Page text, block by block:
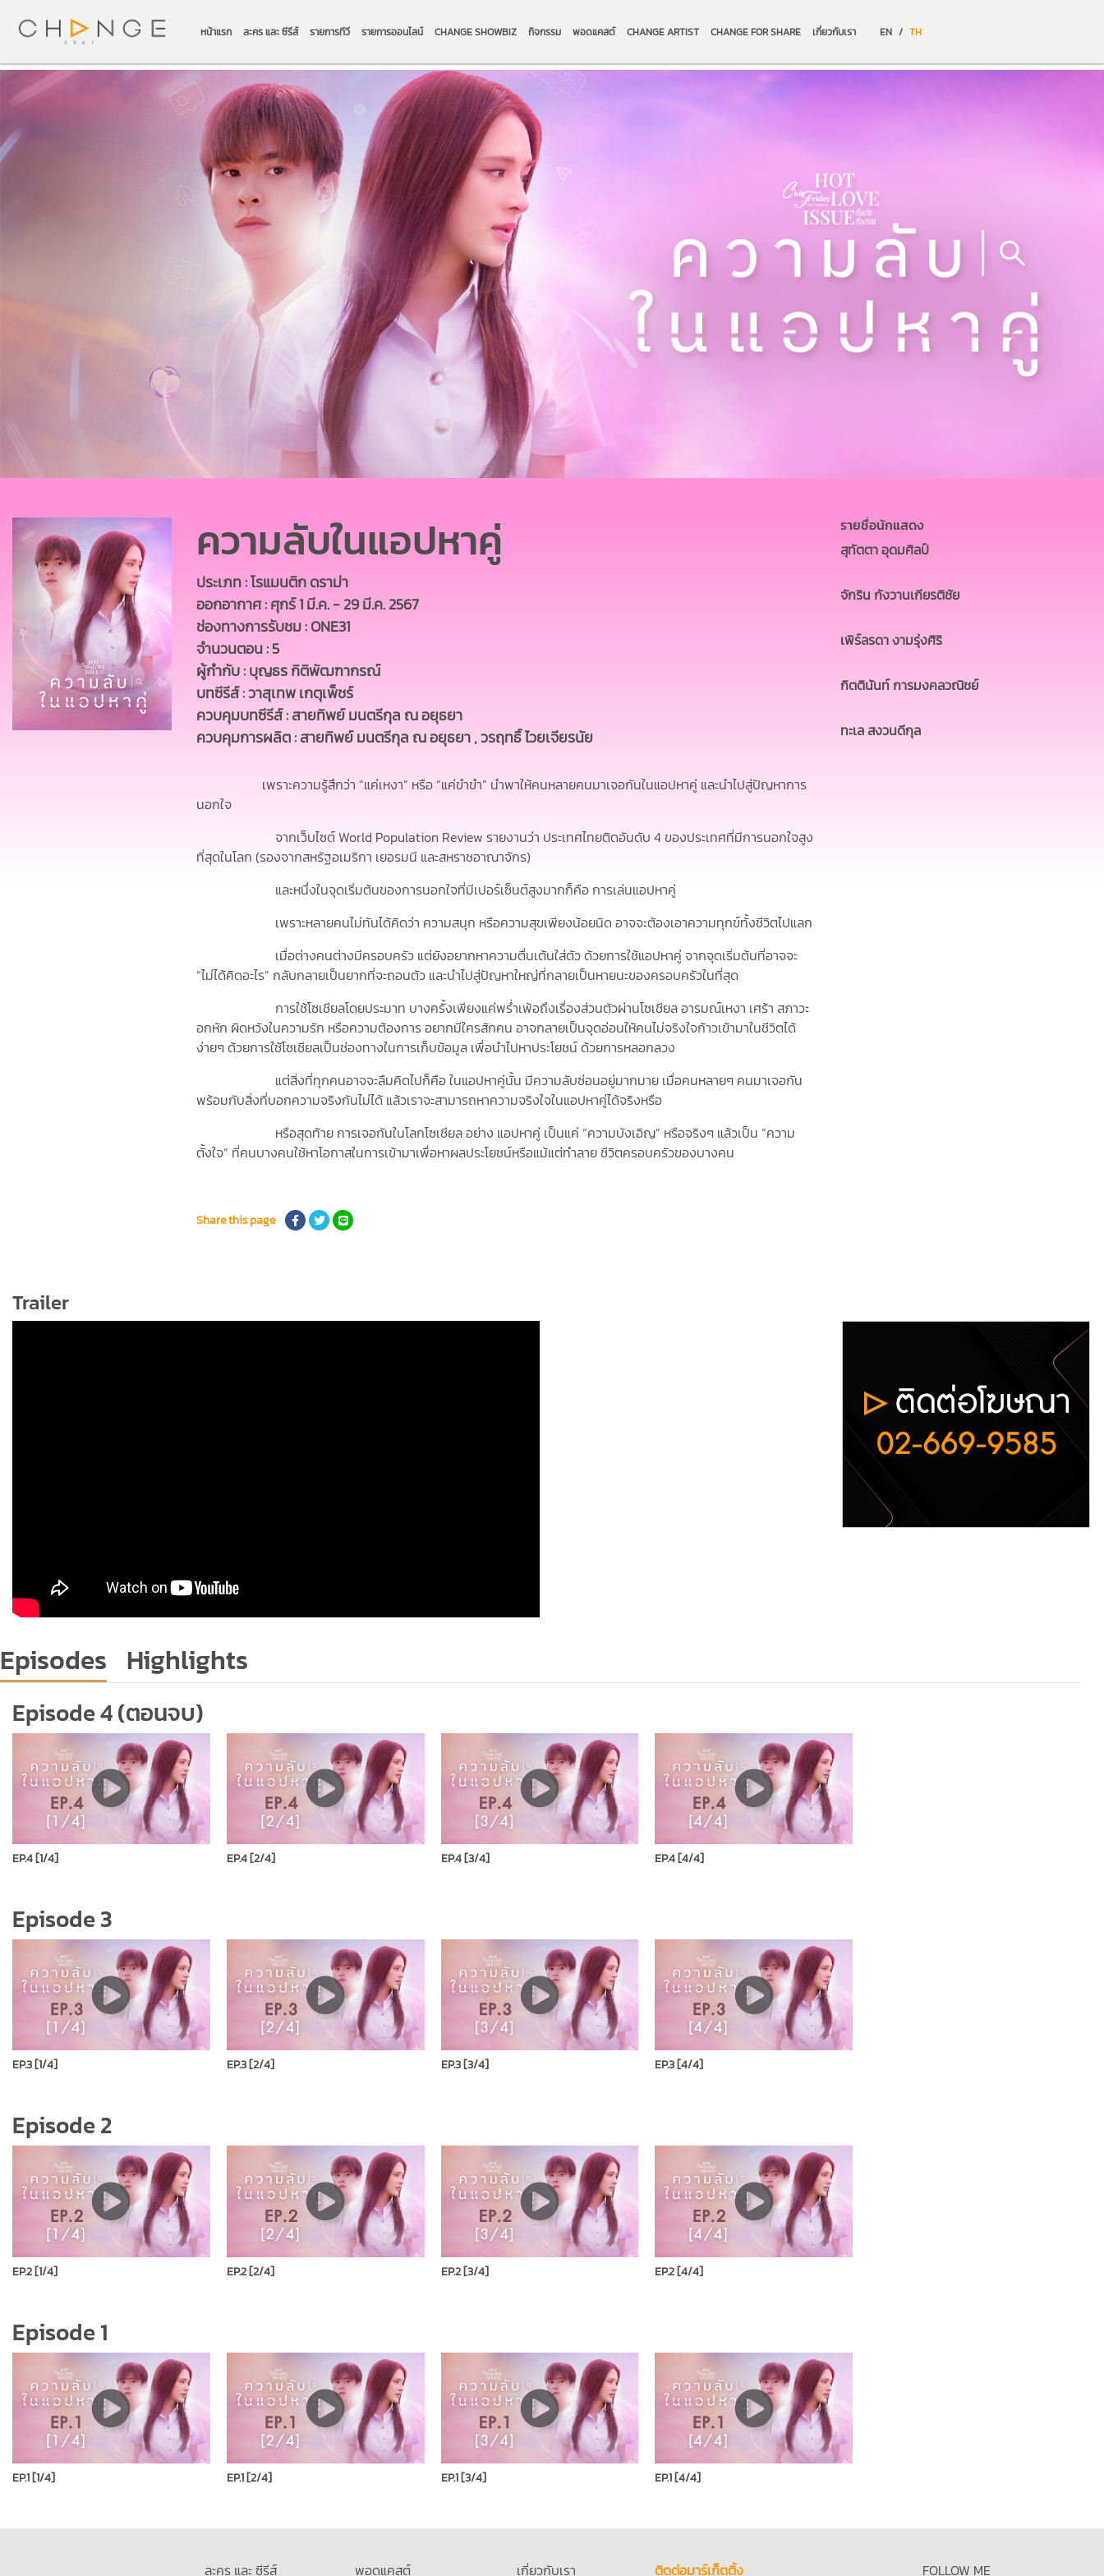
หน้าแรก ละคร และ ซีรีส์ รายการทีวี รายการออนไลน์ CHANGE SHOWBIZ กิจกรรม พอดแคสต์ CHANGE ARTIST CHANGE FOR SHARE เกี่ยวกับเรา EN / TH
ความลับในแอปหาคู่
ประเภท : โรแมนติก ดราม่า
ออกอากาศ : ศุกร์ 1 มี.ค. - 29 มี.ค. 2567
ช่องทางการรับชม : ONE31
จำนวนตอน : 5
ผู้กำกับ : บุญธร กิติพัฒฑากรณ์
บทซีรีส์ : วาสุเทพ เกตุเพ็ชร์
ควบคุมบทซีรีส์ : สายทิพย์ มนตรีกุล ณ อยุธยา
ควบคุมการผลิต : สายทิพย์ มนตรีกุล ณ อยุธยา , วรฤทธิ์ ไวยเจียรนัย
เพราะความรู้สึกว่า “แค่เหงา” หรือ “แค่ขำขำ” นำพาให้คนหลายคนมาเจอกันในแอปหาคู่ และนำไปสู่ปัญหาการ
นอกใจ
จากเว็บไซต์ World Population Review รายงานว่า ประเทศไทยติดอันดับ 4 ของประเทศที่มีการนอกใจสูง
ที่สุดในโลก (รองจากสหรัฐอเมริกา เยอรมนี และสหราชอาณาจักร)
และหนึ่งในจุดเริ่มต้นของการนอกใจที่มีเปอร์เซ็นต์สูงมากก็คือ การเล่นแอปหาคู่
เพราะหลายคนไม่ทันได้คิดว่า ความสนุก หรือความสุขเพียงน้อยนิด อาจจะต้องเอาความทุกข์ทั้งชีวิตไปแลก
เมื่อต่างคนต่างมีครอบครัว แต่ยังอยากหาความตื่นเต้นใส่ตัว ด้วยการใช้แอปหาคู่ จากจุดเริ่มต้นที่อาจจะ
“ไม่ได้คิดอะไร” กลับกลายเป็นยากที่จะถอนตัว และนำไปสู่ปัญหาใหญ่ที่กลายเป็นหายนะของครอบครัวในที่สุด
การใช้โซเชียลโดยประมาท บางครั้งเพียงแค่พร่ำเพ้อถึงเรื่องส่วนตัวผ่านโซเชียล อารมณ์เหงา เศร้า สภาวะ
อกหัก ผิดหวังในความรัก หรือความต้องการ อยากมีใครสักคน อาจกลายเป็นจุดอ่อนให้คนไม่จริงใจก้าวเข้ามาในชีวิตได้
ง่ายๆ ด้วยการใช้โซเชียลเป็นช่องทางในการเก็บข้อมูล เพื่อนำไปหาประโยชน์ ด้วยการหลอกลวง
แต่สิ่งที่ทุกคนอาจจะลืมคิดไปก็คือ ในแอปหาคู่นั้น มีความลับซ่อนอยู่มากมาย เมื่อคนหลายๆ คนมาเจอกัน
พร้อมกับสิ่งที่บอกความจริงกันไม่ได้ แล้วเราจะสามารถหาความจริงใจในแอปหาคู่ได้จริงหรือ
หรือสุดท้าย การเจอกันในโลกโซเชียล อย่าง แอปหาคู่ เป็นแค่ “ความบังเอิญ” หรือจริงๆ แล้วเป็น “ความ
ตั้งใจ” ที่คนบางคนใช้หาโอกาสในการเข้ามาเพื่อหาผลประโยชน์หรือแม้แต่ทำลาย ชีวิตครอบครัวของบางคน
Share this page
รายชื่อนักแสดง
สุทัตตา อุดมศิลป์
จักริน กังวานเกียรติชัย
เพิร์ลรดา งามรุ่งศิริ
กิตตินันท์ การมงคลวณิชย์
ทะเล สงวนดีกุล
Trailer
Episodes Highlights
Episode 4 (ตอนจบ)
EP.4 [1/4] EP.4 [2/4] EP.4 [3/4] EP.4 [4/4]
Episode 3
EP.3 [1/4] EP.3 [2/4] EP.3 [3/4] EP.3 [4/4]
Episode 2
EP.2 [1/4] EP.2 [2/4] EP.2 [3/4] EP.2 [4/4]
Episode 1
EP.1 [1/4] EP.1 [2/4] EP.1 [3/4] EP.1 [4/4]
ละคร และ ซีรีส์ พอดแคสต์ เกี่ยวกับเรา ติดต่อมาร์เก็ตติ้ง FOLLOW ME